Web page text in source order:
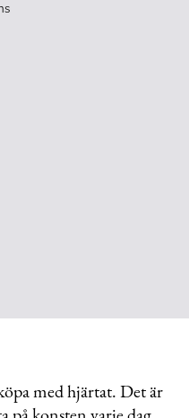
med hjärtat. Det är